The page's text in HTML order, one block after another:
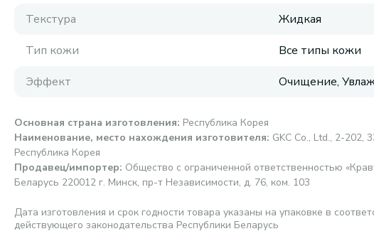
Текстура
Жидкая
Тип кожи
Все типы кожи
Эффект
Очищение,
Основная страна изготовления: Республика Корея
Наименование, место нахождения изготовителя: GKC Co., Ltd., 2-202,
Республика Корея
Продавец/импортер: Общество с ограниченной ответственностью
Беларусь 220012 г. Минск, пр-т Независимости, д. 76, ком. 103
Дата изготовления и срок годности товара указаны на упаковке в
действующего законодательства Республики Беларусь